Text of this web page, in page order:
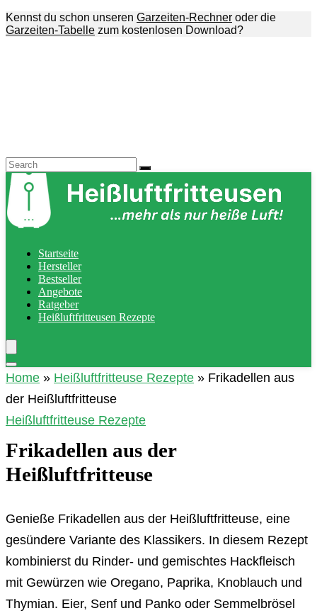
Kennst du schon unseren Garzeiten-Rechner oder die
Garzeiten-Tabelle zum kostenlosen Download?
Startseite
Hersteller
Bestseller
Angebote
Ratgeber
Heißluftfritteusen Rezepte
Home » Heißluftfritteuse Rezepte » Frikadellen aus
der Heißluftfritteuse
Heißluftfritteuse Rezepte
Frikadellen aus der
Heißluftfritteuse
Genieße Frikadellen aus der Heißluftfritteuse, eine
gesündere Variante des Klassikers. In diesem Rezept
kombinierst du Rinder- und gemischtes Hackfleisch
mit Gewürzen wie Oregano, Paprika, Knoblauch und
Thymian. Eier, Senf und Panko oder Semmelbrösel